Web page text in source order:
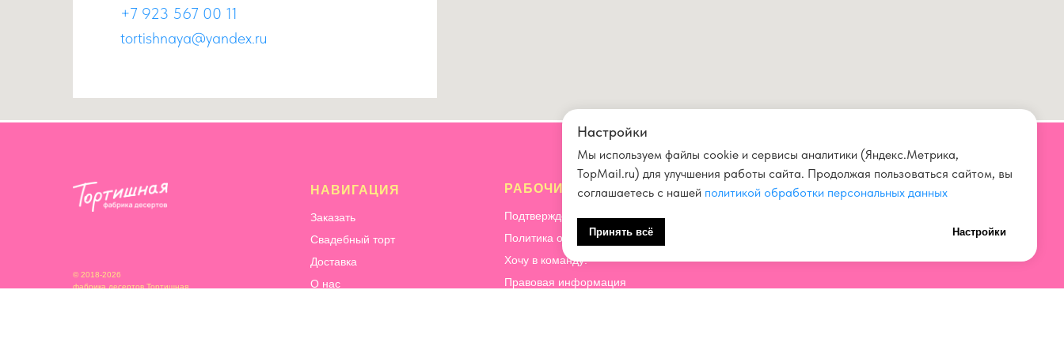
+7 923 567 00 11
tortishnaya@yandex.ru
РАБОЧИЕ ВОПРОСЫ
Подтверждение и отмена заказа
Политика обработки персональных данных
Хочу в команду!
Правовая информация
НАВИГАЦИЯ
Заказать
Свадебный торт
Доставка
О нас
© 2018-2026
фабрика десертов Тортишная
СВЯЗАТЬСЯ С НАМИ
Настройки
Мы используем файлы cookie и сервисы аналитики (Яндекс.Метрика,
TopMail.ru) для улучшения работы сайта. Продолжая пользоваться сайтом, вы
соглашаетесь с нашей политикой обработки персональных данных
Принять всё Настройки